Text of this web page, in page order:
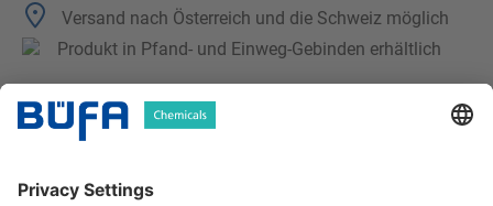
Versand nach Österreich und die Schweiz möglich
Produkt in Pfand- und Einweg-Gebinden erhältlich
Technische Merkmale